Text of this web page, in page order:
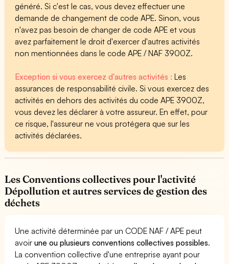
généré. Si c'est le cas, vous devez effectuer une
demande de changement de code APE. Sinon, vous
n'avez pas besoin de changer de code APE et vous
avez parfaitement le droit d'exercer d'autres activités
non mentionnées dans le code APE / NAF 3900Z.
Exception si vous exercez d'autres activités :Les
assurances de responsabilité civile. Si vous exercez des
activités en dehors des activités du code APE 3900Z,
vous devez les déclarer à votre assureur. En effet, pour
ce risque, l'assureur ne vous protégera que sur les
activités déclarées.
Les Conventions collectives pour l'activité
Dépollution et autres services de gestion des
déchets
Une activité déterminée par un CODE NAF / APE peut
avoirune ou plusieurs conventions collectives possibles.
La convention collective d'une entreprise ayant pour